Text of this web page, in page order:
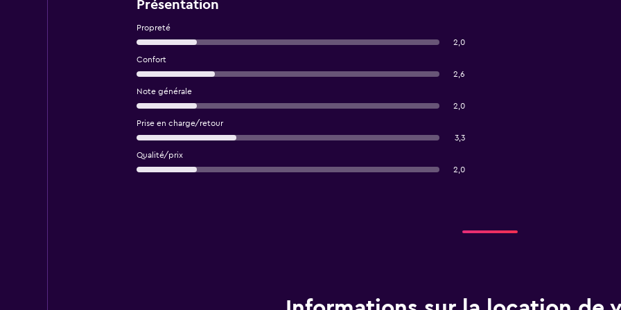
Présentation
Propreté
2,0
Confort
2,6
Note générale
2,0
Prise en charge/retour
3,3
Qualité/prix
2,0